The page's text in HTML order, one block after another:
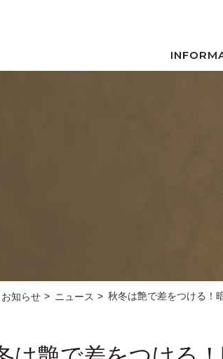
お知らせ ニュース 秋冬は艶で差をつける！